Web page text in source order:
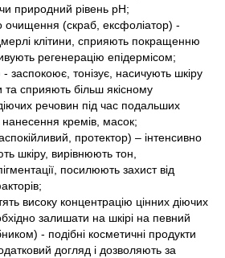
природний рівень рН;
очищення (скраб, ексфоліатор) -
клітини, сприяють покращенню
регенерацію епідермісом;
- заспокоює, тонізує, насичують шкіру
сприяють більш якісному
речовин під час подальших
кремів, масок;
протектор) – інтенсивно
шкіру, вирівнюють тон,
посилюють захист від
високу концентрацію цінних діючих
залишати на шкірі на певний
- подібні косметичні продукти
догляд і дозволяють за